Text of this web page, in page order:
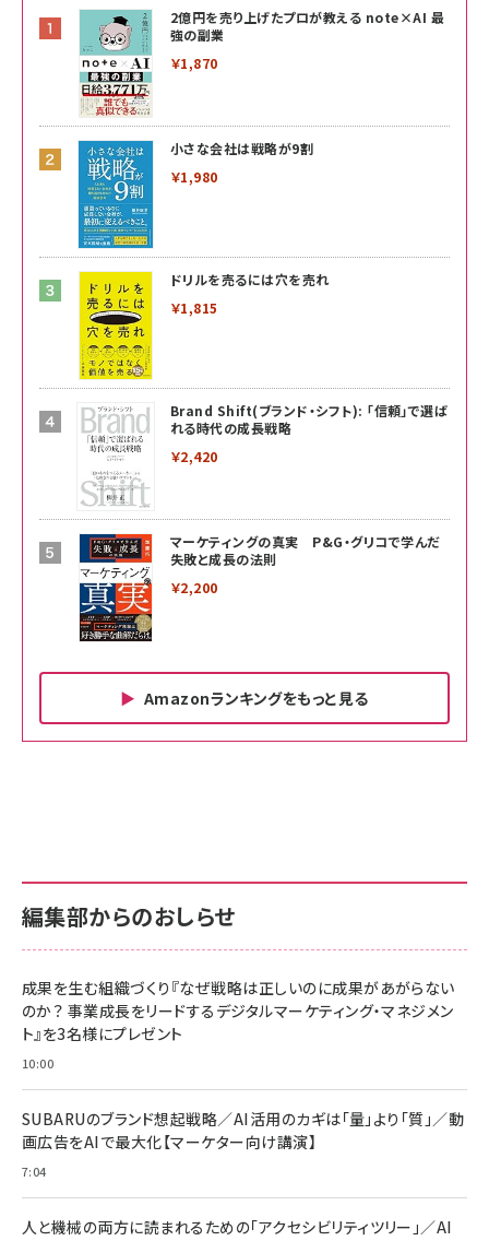
2億円を売り上げたプロが教える note×AI 最
強の副業
￥1,870
小さな会社は戦略が9割
￥1,980
ドリルを売るには穴を売れ
￥1,815
Brand Shift(ブランド・シフト): 「信頼」で選ば
れる時代の成長戦略
￥2,420
マーケティングの真実 P&G・グリコで学んだ
失敗と成長の法則
￥2,200
Amazonランキングをもっと見る
￥880
anan(アンアン)2026/06/24号 No.2500増刊
スペシャルエディション[王道エンタメの矜持／
￥1,100
anan(アンアン)2026/07/08号 No.2502[2026
￥880
ママ投資家が育休中に１億貯めた株式投資
組織の成果を最大化する ルールのデザイン
サポート正規品 メーカー保証5年 KLMEA128G
NIMASO ガラスフィルム iPhone 17 用 保護フィ
すい ガイド枠付き いPhone17 (6.3インチ) 対応
2枚セット DSP25F1698
￥1,599
￥6,980
全ワイヤレスイヤホン/アクティブノイズキャンセリ
技術基準適合】ブラック
サポート正規品 メーカー保証5年 KLMEA128G
Amazon eギフトカード - Amazonロゴ - クラ
￥5,000
Anker PowerLine III Flow USB-C & USB-C
Pro/Air 各種対応 (1.8m ミッドナイトブラック)
￥1,890
編集部からのおしらせ
成果を生む組織づくり『なぜ戦略は正しいのに成果があがらない
のか？ 事業成長をリードするデジタルマーケティング・マネジメン
ト』を3名様にプレゼント
10:00
SUBARUのブランド想起戦略／AI活用のカギは「量」より「質」／動
画広告をAIで最大化【マーケター向け講演】
7:04
人と機械の両方に読まれるための「アクセシビリティツリー」／AI